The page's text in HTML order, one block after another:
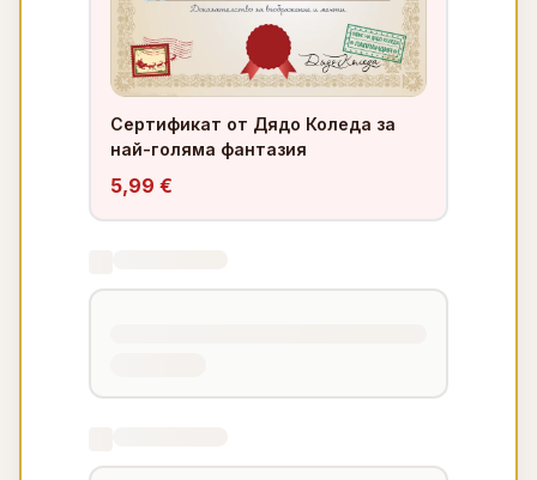
Сертификат от Дядо Коледа за
най-голяма фантазия
5,99 €